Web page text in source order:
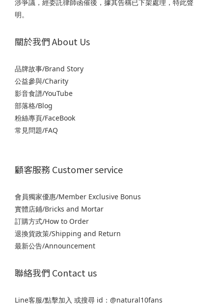
涉爭議，經委託律師函催後，據其告稱已下架處理，特此聲
明。
關於我們 About Us
品牌故事/Brand Story
公益參與/Charity
影音食譜/YouTube
部落格/Blog
粉絲專頁/FaceBook
常見問題/FAQ
顧客服務 Customer service
會員獨家優惠/Member Exclusive Bonus
實體店鋪/Bricks and Mortar
訂購方式/How to Order
退換貨政策/Shipping and Return
最新公告/Announcement
聯絡我們 Contact us
Line客服/點擊加入 或搜尋 id：@natural10fans